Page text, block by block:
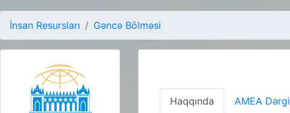
İnsan Resursları Gəncə Bölməsi
Haqqında AMEA